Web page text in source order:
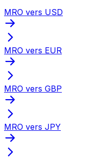
MRO vers USD
MRO vers EUR
MRO vers GBP
MRO vers JPY